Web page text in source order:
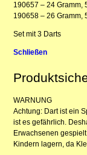
190657 – 24 Gramm,
190658 – 26 Gramm,
Set mit 3 Darts
Schließen
WARNUNG
Achtung: Dart ist ein
ist es gefährlich.
Erwachsenen
Kindern lagern, da